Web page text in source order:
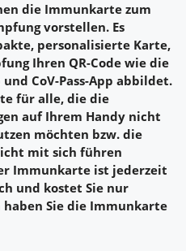
die Immunkarte zum
vorstellen. Es
personalisierte Karte,
Ihren QR-Code wie die
CoV-Pass-App abbildet.
für alle, die die
auf Ihrem Handy nicht
möchten bzw. die
mit sich führen
Immunkarte ist jederzeit
und kostet Sie nur
haben Sie die Immunkarte